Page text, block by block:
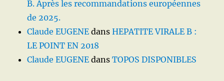
B. Après les recommandations européennes
de 2025.
Claude EUGENE dansHEPATITE VIRALE B :
LE POINT EN 2018
Claude EUGENE dansTOPOS DISPONIBLES